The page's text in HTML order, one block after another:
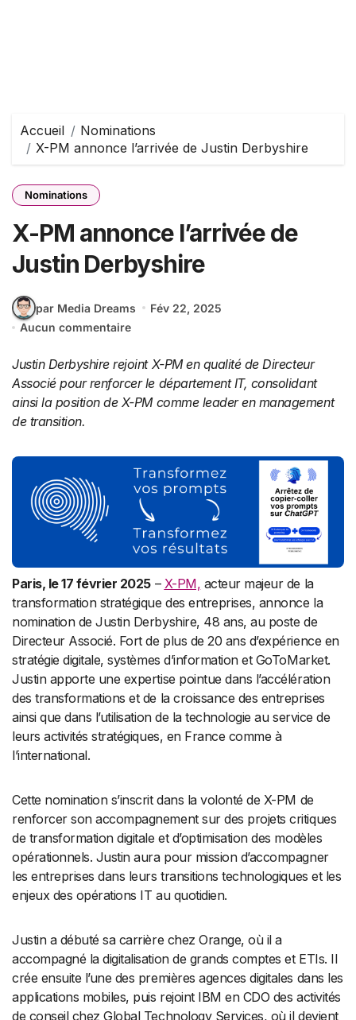
Accueil
Nominations
X-PM annonce l’arrivée de Justin Derbyshire
Nominations
X-PM annonce l’arrivée de
Justin Derbyshire
par Media Dreams
Fév 22, 2025
Aucun commentaire
Justin Derbyshire rejoint X-PM en qualité de Directeur
Associé pour renforcer le département IT, consolidant
ainsi la position de X-PM comme leader en management
de transition.
Paris, le 17 février 2025 – X-PM, acteur majeur de la
transformation stratégique des entreprises, annonce la
nomination de Justin Derbyshire, 48 ans, au poste de
Directeur Associé. Fort de plus de 20 ans d’expérience en
stratégie digitale, systèmes d’information et GoToMarket.
Justin apporte une expertise pointue dans l’accélération
des transformations et de la croissance des entreprises
ainsi que dans l’utilisation de la technologie au service de
leurs activités stratégiques, en France comme à
l’international.
Cette nomination s’inscrit dans la volonté de X-PM de
renforcer son accompagnement sur des projets critiques
de transformation digitale et d’optimisation des modèles
opérationnels. Justin aura pour mission d’accompagner
les entreprises dans leurs transitions technologiques et les
enjeux des opérations IT au quotidien.
Justin a débuté sa carrière chez Orange, où il a
accompagné la digitalisation de grands comptes et ETIs. Il
crée ensuite l’une des premières agences digitales dans les
applications mobiles, puis rejoint IBM en CDO des activités
de conseil chez Global Technology Services, où il devient